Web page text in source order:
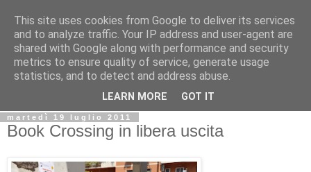
Biblio@rti in
Il Blog della Biblioteca di Area delle arti per condividere
informazioni iniziative incontri
martedì 19 luglio 2011
Book Crossing in libera uscita
This site uses cookies from Google to deliver its services
and to analyze traffic. Your IP address and user-agent are
shared with Google along with performance and security
metrics to ensure quality of service, generate usage
statistics, and to detect and address abuse.
LEARN MORE GOT IT